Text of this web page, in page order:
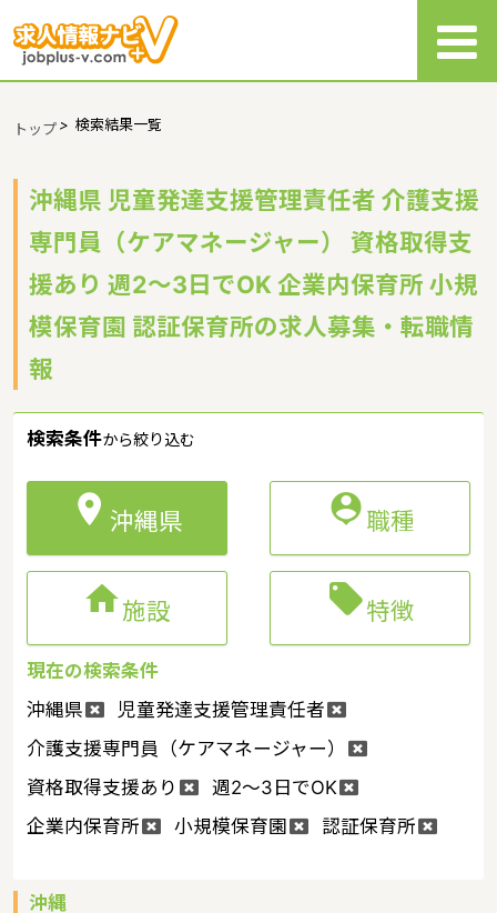
トップ> 検索結果一覧
沖縄県 児童発達支援管理責任者 介護支援
専門員（ケアマネージャー） 資格取得支
援あり 週2～3日でOK 企業内保育所 小規
模保育園 認証保育所の求人募集・転職情
報
検索条件から絞り込む
 沖縄県 職種
施設 特徴
現在の検索条件
沖縄県
児童発達支援管理責任者
介護支援専門員（ケアマネージャー）
資格取得支援あり
週2～3日でOK
企業内保育所
小規模保育園 認証保育所
沖縄